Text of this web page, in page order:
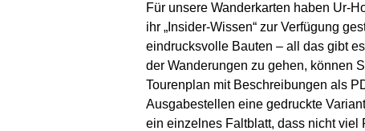
Für unsere Wanderkarten haben Ur-
ihr „Insider-Wissen“ zur Verfügung
eindrucksvolle Bauten – all das gibt
der Wanderungen zu gehen, können
Tourenplan mit Beschreibungen als
Ausgabestellen eine gedruckte
ein einzelnes Faltblatt, dass nicht viel